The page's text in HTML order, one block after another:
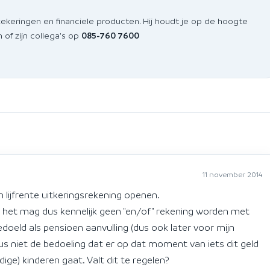
en financiele producten. Hij houdt je op de hoogte
of zijn collega's op 085-760 7600
11 november 2014
lijfrente uitkeringsrekening openen.
mag dus kennelijk geen "en/of" rekening worden met
als pensioen aanvulling (dus ook later voor mijn
niet de bedoeling dat er op dat moment van iets dit geld
kinderen gaat. Valt dit te regelen?